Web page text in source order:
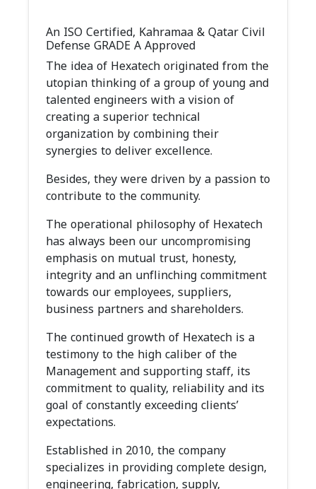
An ISO Certified, Kahramaa & Qatar Civil
Defense GRADE A Approved
The idea of Hexatech originated from the
utopian thinking of a group of young and
talented engineers with a vision of
creating a superior technical
organization by combining their
synergies to deliver excellence.
Besides, they were driven by a passion to
contribute to the community.
The operational philosophy of Hexatech
has always been our uncompromising
emphasis on mutual trust, honesty,
integrity and an unflinching commitment
towards our employees, suppliers,
business partners and shareholders.
The continued growth of Hexatech is a
testimony to the high caliber of the
Management and supporting staff, its
commitment to quality, reliability and its
goal of constantly exceeding clients’
expectations.
Established in 2010, the company
specializes in providing complete design,
engineering, fabrication, supply,